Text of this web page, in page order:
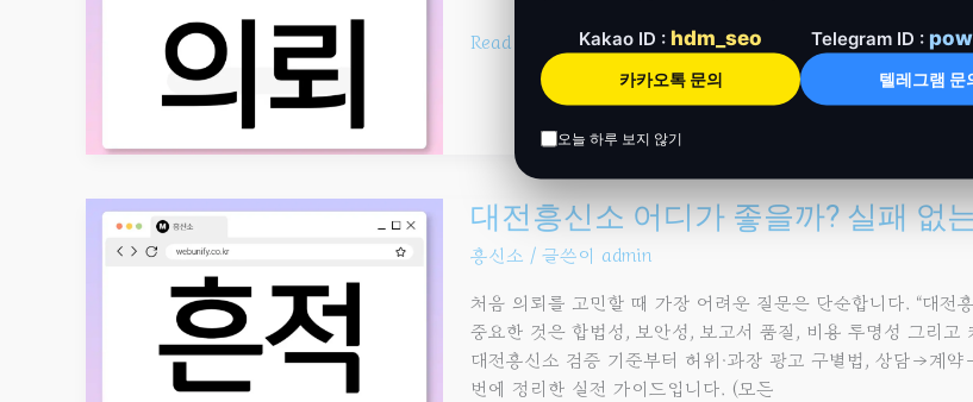
→
Read More »
대전흥신소 어디가 좋을까? 실패 없
흥신소 / 글쓴이 admin
처음 의뢰를 고민할 때 가장 어려운 질문은 단순합니다. “대
중요한 것은 합법성, 보안성, 보고서 품질, 비용 투명성 그리
대전흥신소 검증 기준부터 허위·과장 광고 구별법, 상담→계
번에 정리한 실전 가이드입니다. (모든
대전흥신소
어디가
좋을까?
실패
없는
업체
선택
Kakao ID : hdm_seo
카카오톡 문의
Telegram ID :
텔레그램 문
오늘 하루 보지 않기